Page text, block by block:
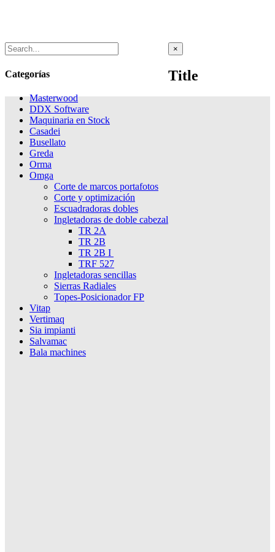
Categorías
Masterwood
DDX Software
Maquinaria en Stock
Casadei
Busellato
Greda
Orma
Omga
Corte de marcos portafotos
Corte y optimización
Escuadradoras dobles
Ingletadoras de doble cabezal
TR 2A
TR 2B
TR 2B I
TRF 527
Ingletadoras sencillas
Sierras Radiales
Topes-Posicionador FP
Vitap
Vertimaq
Sia impianti
Salvamac
Bala machines
Close
product
view
×
Title